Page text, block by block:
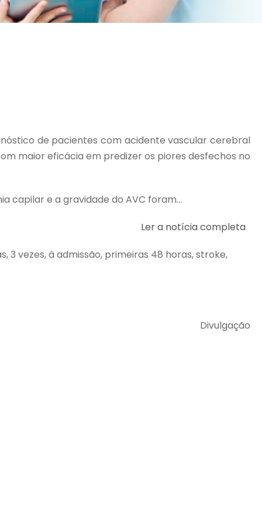
de pacientes com acidente vascular cerebral
maior eficácia em predizer os piores desfechos no
capilar e a gravidade do AVC foram...
Ler a notícia completa
3 vezes, à admissão, primeiras 48 horas, stroke,
Divulgação